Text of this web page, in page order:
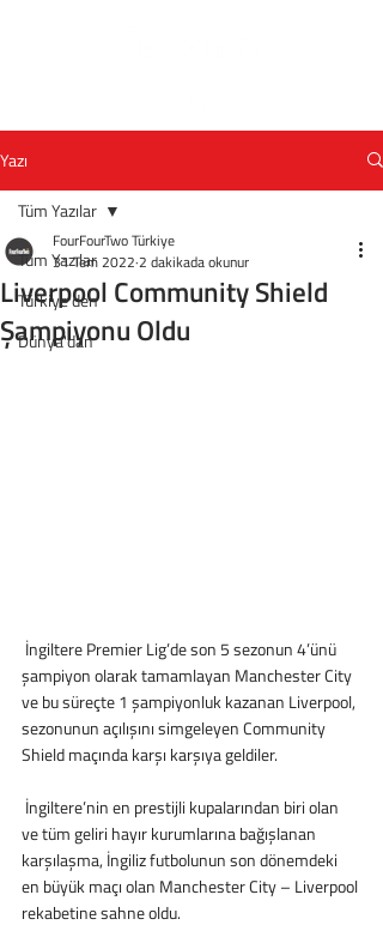
Yazı
Tüm Yazılar
Türkiye'den
Dünya'dan
Tüm Yazılar
Liverpool Community Shield
Şampiyonu Oldu
FourFourTwo Türkiye
31 Tem 2022 2 dakikada okunur
şampiyon olarak tamamlayan Manchester City
ve bu süreçte 1 şampiyonluk kazanan Liverpool,
sezonunun açılışını simgeleyen Community
Shield maçında karşı karşıya geldiler.
ve tüm geliri hayır kurumlarına bağışlanan
karşılaşma, İngiliz futbolunun son dönemdeki
en büyük maçı olan Manchester City – Liverpool
rekabetine sahne oldu.